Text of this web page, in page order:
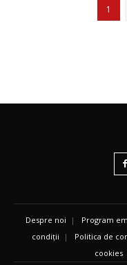
1
Despre noi | Program
condiții | Politica de
cookies